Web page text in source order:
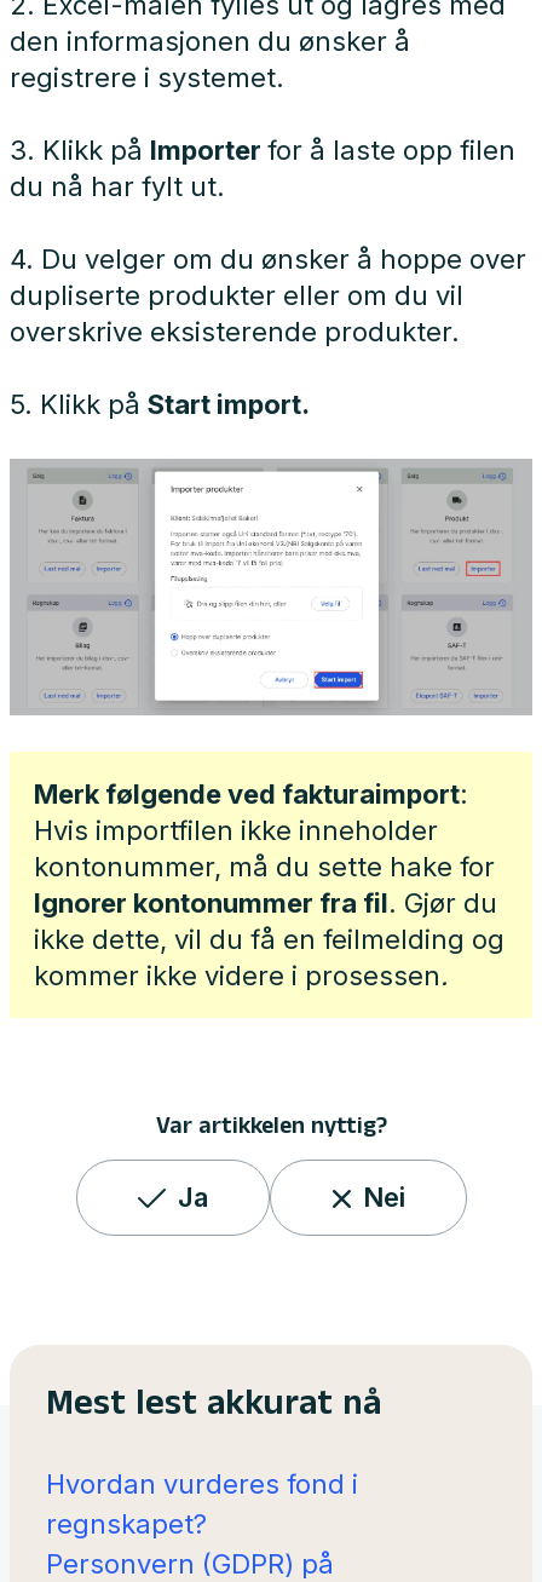
den informasjonen du ønsker å
registrere i systemet.
3. Klikk på Importer for å laste opp filen
du nå har fylt ut.
4. Du velger om du ønsker å hoppe over
dupliserte produkter eller om du vil
overskrive eksisterende produkter.
5. Klikk på Start import.
Merk følgende ved fakturaimport:
Hvis importfilen ikke inneholder
kontonummer, må du sette hake for
Ignorer kontonummer fra fil. Gjør du
ikke dette, vil du få en feilmelding og
kommer ikke videre i prosessen.
Var artikkelen nyttig?
Ja Nei
Mest lest akkurat nå
Hvordan vurderes fond i
regnskapet?
Personvern (GDPR) på